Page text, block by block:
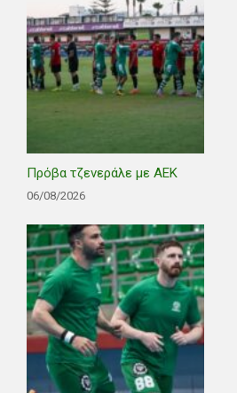
Πρόβα τζενεράλε με ΑΕΚ
06/08/2026